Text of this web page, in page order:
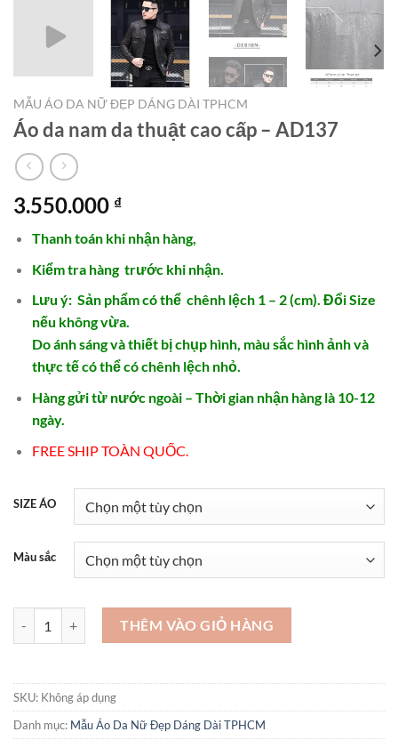
MẪU ÁO DA NỮ ĐẸP DÁNG DÀI TPHCM
Áo da nam da thuật cao cấp – AD137
3.550.000 ₫
Thanhtoán khi nhận hàng,
Kiểm tra hàng trước khi nhận.
Lưu ý: Sản phẩm có thể chênh lệch 1 – 2 (cm). Đổi Size
nếu không vừa.
Do ánh sáng và thiết bị chụp hình, màu sắc hình ảnh và
thực tế có thể có chênh lệch nhỏ.
Hàng gửi từ nước ngoài – Thời gian nhận hàng là 10-12
ngày.
FREE SHIP TOÀN QUỐC.
SIZE ÁO
Màu sắc
Áo da nam da thuật cao cấp - AD137 số lượng
THÊM VÀO GIỎ HÀNG
SKU: Không áp dụng
Danh mục: Mẫu Áo Da Nữ Đẹp Dáng Dài TPHCM